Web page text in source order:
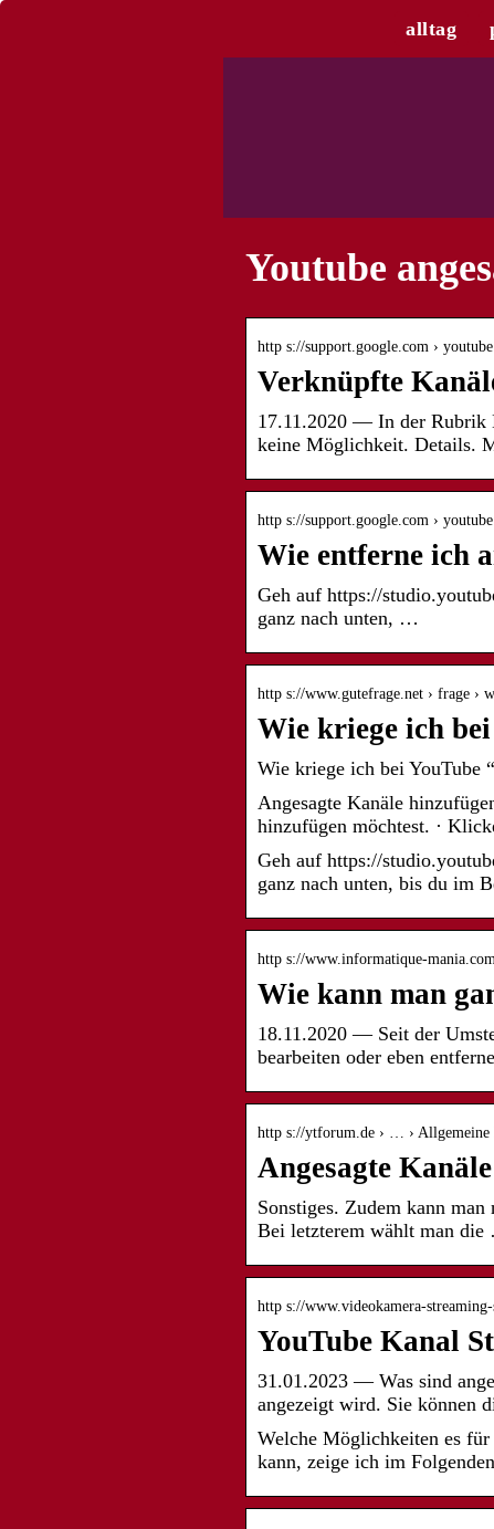
alltag
Youtube
http s://support.google.com › youtube
Verknüpfte
17.11.2020 — In der Rubrik
keine Möglichkeit. Details.
http s://support.google.com ›
Wie entferne ich
Geh auf https://
ganz nach unten, …
http s://www.gutefrage.net › frage
Wie kriege ich bei
Wie kriege ich bei YouTube
Angesagte Kanäle
hinzufügen möchtest. ·
Geh auf https://
ganz nach unten, bis du im
http s://www.informatique-
Wie kann man
18.11.2020 — Seit der
bearbeiten oder eben
http s://ytforum.de › … ›
Angesagte
Sonstiges. Zudem kann
Bei letzterem wählt man
http s://www.videokamera-
YouTube Kanal
31.01.2023 — Was sind
angezeigt wird. Sie können
Welche Möglichkeiten es
kann, zeige ich im